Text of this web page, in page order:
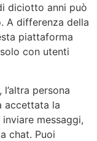
diciotto anni può
A differenza della
piattaforma
con utenti
persona
accettata la
messaggi,
chat. Puoi